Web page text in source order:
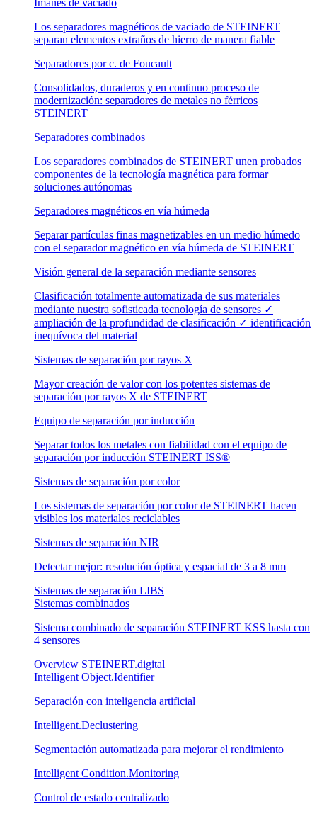
Los separadores magnéticos de vaciado de STEINERT
separan elementos extraños de hierro de manera fiable
Separadores por c. de Foucault
Consolidados, duraderos y en continuo proceso de
modernización: separadores de metales no férricos
STEINERT
Separadores combinados
Los separadores combinados de STEINERT unen probados
componentes de la tecnología magnética para formar
soluciones autónomas
Separadores magnéticos en vía húmeda
Separar partículas finas magnetizables en un medio húmedo
con el separador magnético en vía húmeda de STEINERT
Visión general de la separación mediante sensores
Clasificación totalmente automatizada de sus materiales
mediante nuestra sofisticada tecnología de sensores ✓
ampliación de la profundidad de clasificación ✓ identificación
inequívoca del material
Sistemas de separación por rayos X
Mayor creación de valor con los potentes sistemas de
separación por rayos X de STEINERT
Equipo de separación por inducción
Separar todos los metales con fiabilidad con el equipo de
separación por inducción STEINERT ISS®
Sistemas de separación por color
Los sistemas de separación por color de STEINERT hacen
visibles los materiales reciclables
Sistemas de separación NIR
Detectar mejor: resolución óptica y espacial de 3 a 8 mm
Sistemas de separación LIBS
Sistemas combinados
Sistema combinado de separación STEINERT KSS hasta con
4 sensores
Overview STEINERT.digital
Intelligent Object.Identifier
Separación con inteligencia artificial
Intelligent.Declustering
Segmentación automatizada para mejorar el rendimiento
Intelligent Condition.Monitoring
Control de estado centralizado